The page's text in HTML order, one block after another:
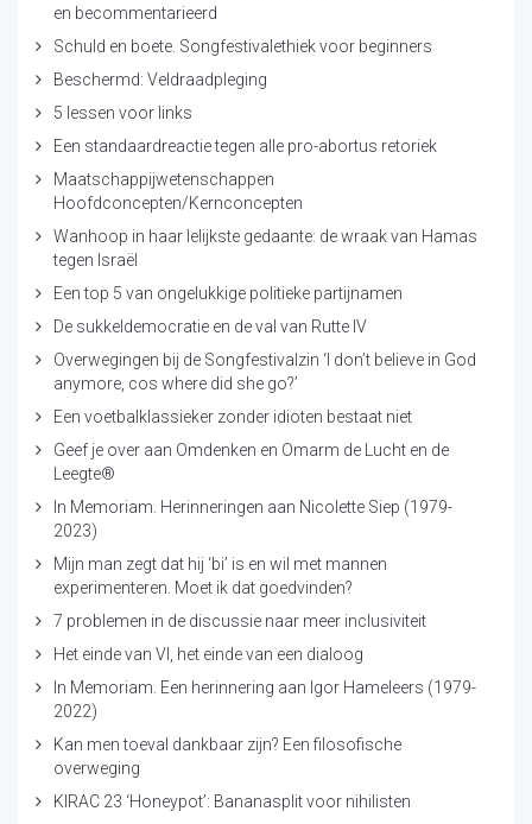
en becommentarieerd
Schuld en boete. Songfestivalethiek voor beginners
Beschermd: Veldraadpleging
5 lessen voor links
Een standaardreactie tegen alle pro-abortus retoriek
Maatschappijwetenschappen
Hoofdconcepten/Kernconcepten
Wanhoop in haar lelijkste gedaante: de wraak van Hamas
tegen Israël
Een top 5 van ongelukkige politieke partijnamen
De sukkeldemocratie en de val van Rutte IV
Overwegingen bij de Songfestivalzin ‘I don’t believe in God
anymore, cos where did she go?’
Een voetbalklassieker zonder idioten bestaat niet
Geef je over aan Omdenken en Omarm de Lucht en de
Leegte®
In Memoriam. Herinneringen aan Nicolette Siep (1979-
2023)
Mijn man zegt dat hij ‘bi’ is en wil met mannen
experimenteren. Moet ik dat goedvinden?
7 problemen in de discussie naar meer inclusiviteit
Het einde van VI, het einde van een dialoog
In Memoriam. Een herinnering aan Igor Hameleers (1979-
2022)
Kan men toeval dankbaar zijn? Een filosofische
overweging
KIRAC 23 ‘Honeypot’: Bananasplit voor nihilisten